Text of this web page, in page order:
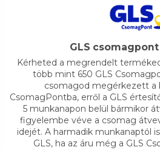
GLS csomagpont
Kérheted a megrendelt
több mint 650 GLS
csomagod megérkezett a
CsomagPontba, erről a GLS
5 munkanapon belül bármikor
figyelembe véve a csomag
idejét. A harmadik munkanaptól
GLS, ha az áru még a GLS